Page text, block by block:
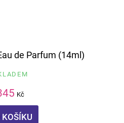
de Parfum (14ml)
Kč
KOŠÍKU